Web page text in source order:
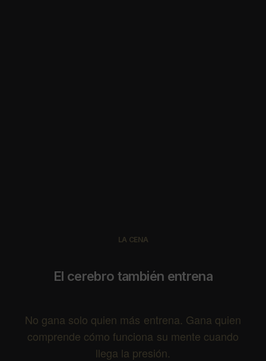
LA CENA
El cerebro también entrena
No gana solo quien más entrena. Gana quien
comprende cómo funciona su mente cuando
llega la presión.